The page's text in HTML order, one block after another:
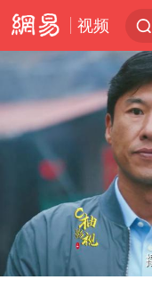
视频
Play
00:00